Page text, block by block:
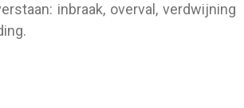
inbraak, overval, verdwijning